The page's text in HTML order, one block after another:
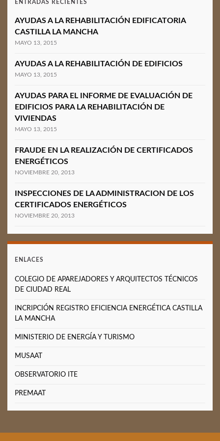
ENTRADAS RECIENTES
AYUDAS A LA REHABILITACIÓN EDIFICATORIA
CASTILLA LA MANCHA
MAYO 13, 2015
AYUDAS A LA REHABILITACIÓN DE EDIFICIOS
MAYO 13, 2015
AYUDAS PARA EL INFORME DE EVALUACIÓN DE
EDIFICIOS PARA LA REHABILITACIÓN DE
VIVIENDAS
MAYO 13, 2015
FRAUDE EN LA REALIZACIÓN DE CERTIFICADOS
ENERGÉTICOS
NOVIEMBRE 20, 2013
INSPECCIONES DE LA ADMINISTRACION DE LOS
CERTIFICADOS ENERGÉTICOS
NOVIEMBRE 20, 2013
ENLACES
COLEGIO DE APAREJADORES Y ARQUITECTOS TÉCNICOS
DE CIUDAD REAL
INCRIPCIÓN REGISTRO EFICIENCIA ENERGÉTICA CASTILLA
LA MANCHA
MINISTERIO DE ENERGÍA Y TURISMO
MUSAAT
OBSERVATORIO ITE
PREMAAT